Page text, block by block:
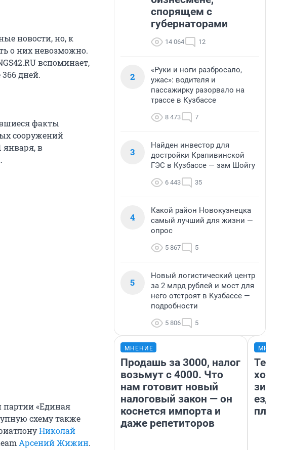
новости, но, к
о них невозможно.
вспоминает,
дней.
факты
сооружений
января, в
партии «Единая
схему также
Николай
Арсений Жижин.
спорящем с
губернаторами
14 064 12
2
«Руки и ноги разбросало,
ужас»: водителя и
пассажирку разорвало на
трассе в Кузбассе
8 473 7
3
Найден инвестор для
достройки Крапивинской
ГЭС в Кузбассе — зам Шойгу
6 443 35
4
Какой район Новокузнецка
самый лучший для жизни —
опрос
5 867 5
5
Новый логистический центр
за 2 млрд рублей и мост для
него отстроят в Кузбассе —
подробности
5 806 5
МНЕНИЕ
Продашь за 3000, налог
возьмут с 4000. Что
нам готовит новый
налоговый закон — он
коснется импорта и
даже репетиторов
ездит